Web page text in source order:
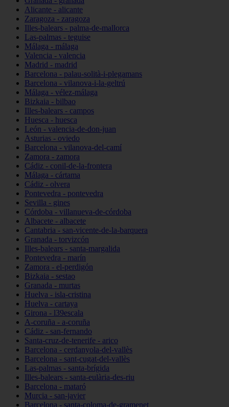
Alicante - alicante
Zaragoza - zaragoza
Illes-balears - palma-de-mallorca
Las-palmas - teguise
Málaga - málaga
Valencia - valencia
Madrid - madrid
Barcelona - palau-solità-i-plegamans
Barcelona - vilanova-i-la-geltrú
Málaga - vélez-málaga
Bizkaia - bilbao
Illes-balears - campos
Huesca - huesca
León - valencia-de-don-juan
Asturias - oviedo
Barcelona - vilanova-del-camí
Zamora - zamora
Cádiz - conil-de-la-frontera
Málaga - cártama
Cádiz - olvera
Pontevedra - pontevedra
Sevilla - gines
Córdoba - villanueva-de-córdoba
Albacete - albacete
Cantabria - san-vicente-de-la-barquera
Granada - torvizcón
Illes-balears - santa-margalida
Pontevedra - marín
Zamora - el-perdigón
Bizkaia - sestao
Granada - murtas
Huelva - isla-cristina
Huelva - cartaya
Girona - l39escala
A-coruña - a-coruña
Cádiz - san-fernando
Santa-cruz-de-tenerife - arico
Barcelona - cerdanyola-del-vallès
Barcelona - sant-cugat-del-vallès
Las-palmas - santa-brígida
Illes-balears - santa-eulària-des-riu
Barcelona - mataró
Murcia - san-javier
Barcelona - santa-coloma-de-gramenet